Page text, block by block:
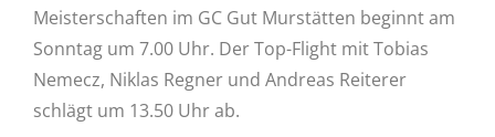
Meisterschaften im GC Gut Murstätten beginnt am
Sonntag um 7.00 Uhr. Der Top-Flight mit Tobias
Nemecz, Niklas Regner und Andreas Reiterer
schlägt um 13.50 Uhr ab.